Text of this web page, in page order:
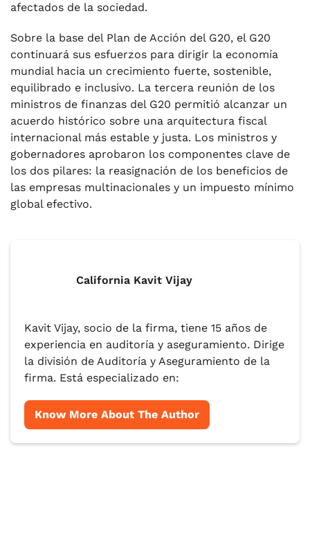
afectados de la sociedad.
Sobre la base del Plan de Acción del G20, el G20
continuará sus esfuerzos para dirigir la economía
mundial hacia un crecimiento fuerte, sostenible,
equilibrado e inclusivo. La tercera reunión de los
ministros de finanzas del G20 permitió alcanzar un
acuerdo histórico sobre una arquitectura fiscal
internacional más estable y justa. Los ministros y
gobernadores aprobaron los componentes clave de
los dos pilares: la reasignación de los beneficios de
las empresas multinacionales y un impuesto mínimo
global efectivo.
California Kavit Vijay
Kavit Vijay, socio de la firma, tiene 15 años de
experiencia en auditoría y aseguramiento. Dirige
la división de Auditoría y Aseguramiento de la
firma. Está especializado en:
Know More About The Author